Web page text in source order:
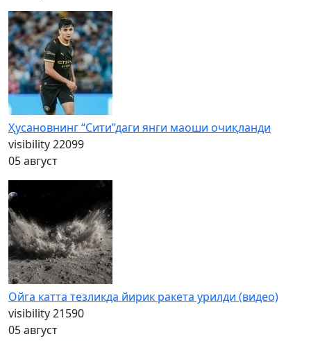
Ҳусановнинг “Сити”даги янги маоши очиқланди
visibility22099
05 август
Ойга катта тезликда йирик ракета урилди (видео)
visibility21590
05 август